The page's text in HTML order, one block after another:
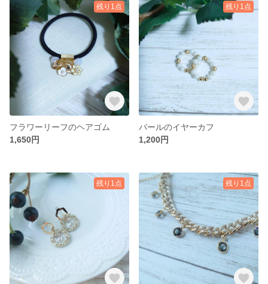
残り1点
フラワーリーフのヘアゴム
1,650円
残り1点
パールのイヤーカフ
1,200円
残り1点 残り1点